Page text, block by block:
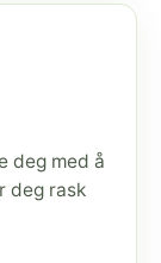
deg med å
deg rask